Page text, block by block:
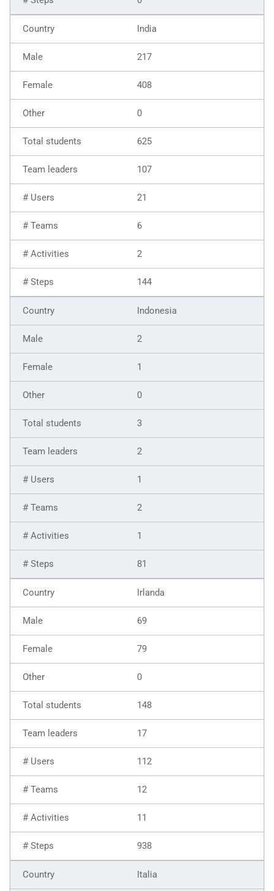
India
217
408
0
625
107
21
6
2
144
Indonesia
2
1
0
3
2
1
2
1
81
Irlanda
69
79
0
148
17
112
12
11
938
Italia